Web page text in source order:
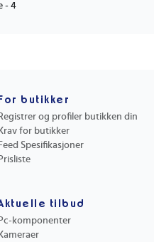
- 4
For butikker
Registrer og profiler butikken din
Krav for butikker
Feed Spesifikasjoner
Prisliste
tilbud
Pc-komponenter
Kameraer